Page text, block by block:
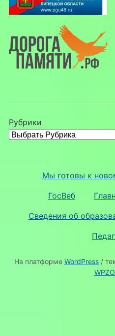
Рубрики
Мы готовы к
ГосВеб
Сведения об
На платформе WordPress/